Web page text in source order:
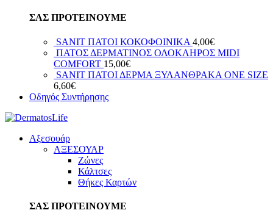
ΣΑΣ ΠΡΟΤΕΙΝΟΥΜΕ
SANIT ΠΑΤΟΙ ΚΟΚΟΦΟΙΝΙΚΑ 4,00€
ΠΑΤΟΣ ΔΕΡΜΑΤΙΝΟΣ ΟΛΟΚΛΗΡΟΣ ΜIDI
COMFORT 15,00€
SANIT ΠΑΤΟΙ ΔΕΡΜΑ ΞΥΛΑΝΘΡΑΚΑ ΟΝΕ SIZE
6,60€
Οδηγός Συντήρησης
Αξεσουάρ
ΑΞΕΣΟΥΑΡ
Ζώνες
Κάλτσες
Θήκες Καρτών
ΣΑΣ ΠΡΟΤΕΙΝΟΥΜΕ